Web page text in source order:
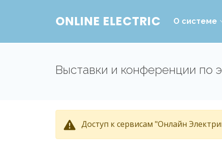
ONLINE ELECTRIC О системе
Выставки и конференции по
Доступ к сервисам "Онлайн